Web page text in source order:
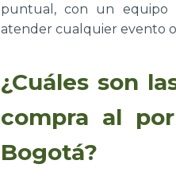
puntual, con un equipo
atender cualquier evento
¿Cuáles son
compra al
Bogotá?